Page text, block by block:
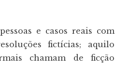
e casos reais com
fictícias; aquilo
chamam de ficção